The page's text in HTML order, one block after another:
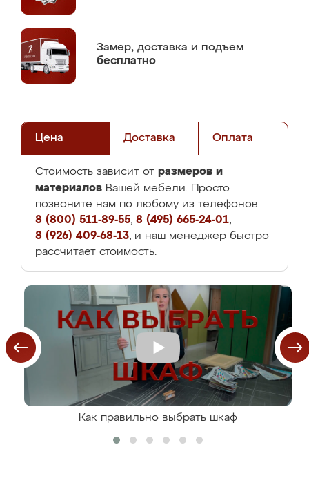
Замер, доставка и подъем
бесплатно
Цена Доставка Оплата
Стоимость зависит от размеров и
материалов Вашей мебели. Просто
позвоните нам по любому из телефонов:
8 (800) 511-89-55, 8 (495) 665-24-01,
8 (926) 409-68-13, и наш менеджер быстро
рассчитает стоимость.
Как правильно выбрать шкаф